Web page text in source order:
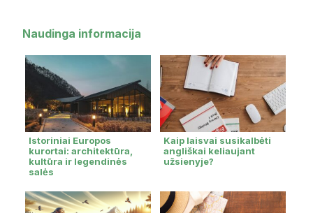
Naudinga informacija
Istoriniai Europos
kurortai: architektūra,
kultūra ir legendinės
salės
Kaip laisvai susikalbėti
angliškai keliaujant
užsienyje?